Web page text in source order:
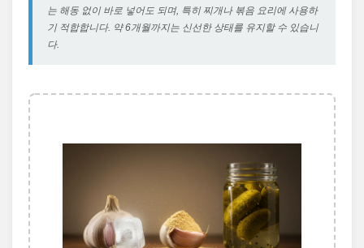
는 해동 없이 바로 넣어도 되며, 특히 찌개나 볶음 요리에 사용하
기 적합합니다. 약 6개월까지는 신선한 상태를 유지할 수 있습니
다.